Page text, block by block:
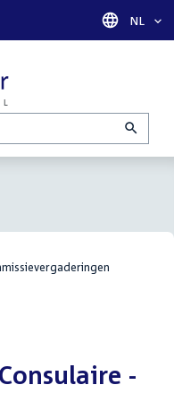
Taal
NL
-